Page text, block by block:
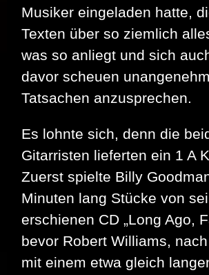
Musiker eingeladen hatte,
Texten über so ziemlich
was so anliegt und sich
davor scheuen
Tatsachen anzusprechen.
Es lohnte sich, denn die
Gitarristen lieferten ein 1 A
Zuerst spielte Billy
Minuten lang Stücke von
erschienen CD „Long Ago,
bevor Robert Williams,
mit einem etwa gleich